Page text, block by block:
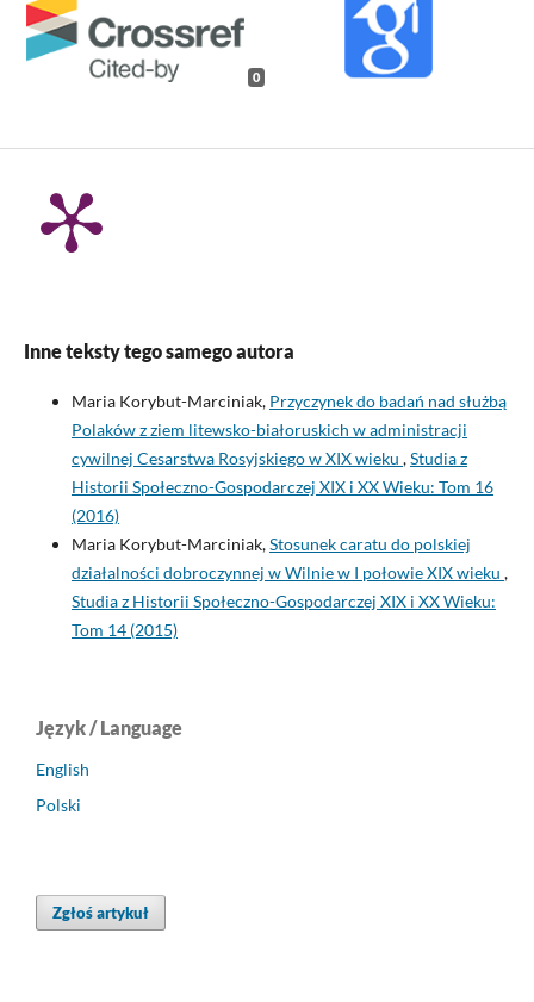
0
Inne teksty tego samego autora
Maria Korybut-Marciniak, Przyczynek do badań nad służbą
Polaków z ziem litewsko-białoruskich w administracji
cywilnej Cesarstwa Rosyjskiego w XIX wieku ,Studia z
Historii Społeczno-Gospodarczej XIX i XX Wieku: Tom 16
(2016)
Maria Korybut-Marciniak,Stosunek caratu do polskiej
działalności dobroczynnej w Wilnie w I połowie XIX wieku ,
Studia z Historii Społeczno-Gospodarczej XIX i XX Wieku:
Tom 14 (2015)
Język / Language
English
Polski
Zgłoś artykuł